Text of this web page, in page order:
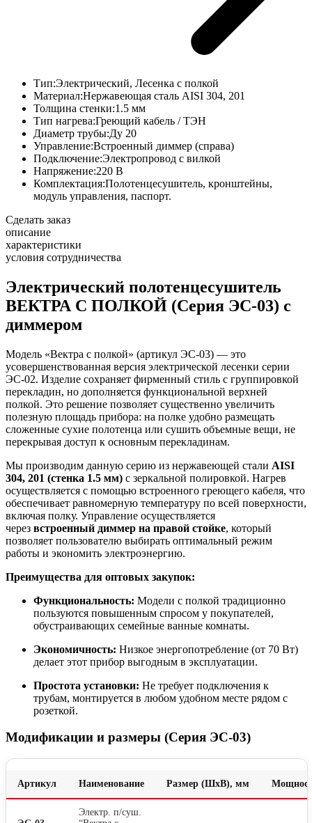
Тип:Электрический, Лесенка с полкой
Материал:Нержавеющая сталь AISI 304, 201
Толщина стенки:1.5 мм
Тип нагрева:Греющий кабель / ТЭН
Диаметр трубы:Ду 20
Управление:Встроенный диммер (справа)
Подключение:Электропровод с вилкой
Напряжение:220 В
Комплектация:Полотенцесушитель, кронштейны,
модуль управления, паспорт.
Сделать заказ
описание
характеристики
условия сотрудничества
Электрический полотенцесушитель
ВЕКТРА С ПОЛКОЙ (Серия ЭС-03) с
диммером
Модель «Вектра с полкой» (артикул ЭС-03) — это
усовершенствованная версия электрической лесенки серии
ЭС-02. Изделие сохраняет фирменный стиль с группировкой
перекладин, но дополняется функциональной верхней
полкой. Это решение позволяет существенно увеличить
полезную площадь прибора: на полке удобно размещать
сложенные сухие полотенца или сушить объемные вещи, не
перекрывая доступ к основным перекладинам.
Мы производим данную серию из нержавеющей стали AISI
304, 201 (стенка 1.5 мм) с зеркальной полировкой. Нагрев
осуществляется с помощью встроенного греющего кабеля, что
обеспечивает равномерную температуру по всей поверхности,
включая полку. Управление осуществляется
через встроенный диммер на правой стойке, который
позволяет пользователю выбирать оптимальный режим
работы и экономить электроэнергию.
Преимущества для оптовых закупок:
Функциональность: Модели с полкой традиционно
пользуются повышенным спросом у покупателей,
обустраивающих семейные ванные комнаты.
Экономичность: Низкое энергопотребление (от 70 Вт)
делает этот прибор выгодным в эксплуатации.
Простота установки: Не требует подключения к
трубам, монтируется в любом удобном месте рядом с
розеткой.
Модификации и размеры (Серия ЭС-03)
Артикул Наименование Размер (ШхВ), мм
Электр. п/суш.